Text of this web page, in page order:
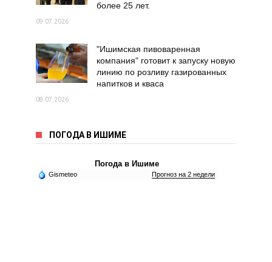
более 25 лет.
09.07.2026
"Ишимская пивоваренная
компания" готовит к запуску новую
линию по розливу газированных
напитков и кваса
08.07.2026
ПОГОДА В ИШИМЕ
Погода в Ишиме
Gismeteo Прогноз на 2 недели